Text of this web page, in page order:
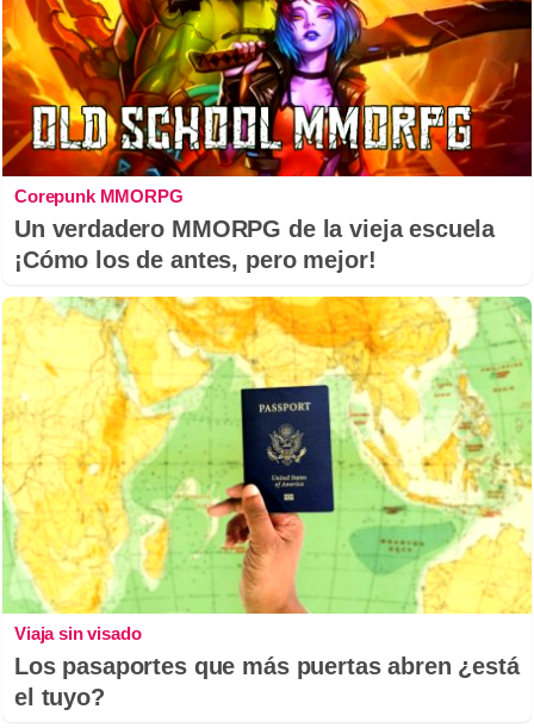
Corepunk MMORPG
Un verdadero MMORPG de la vieja escuela
¡Cómo los de antes, pero mejor!
Viaja sin visado
Los pasaportes que más puertas abren ¿está
el tuyo?